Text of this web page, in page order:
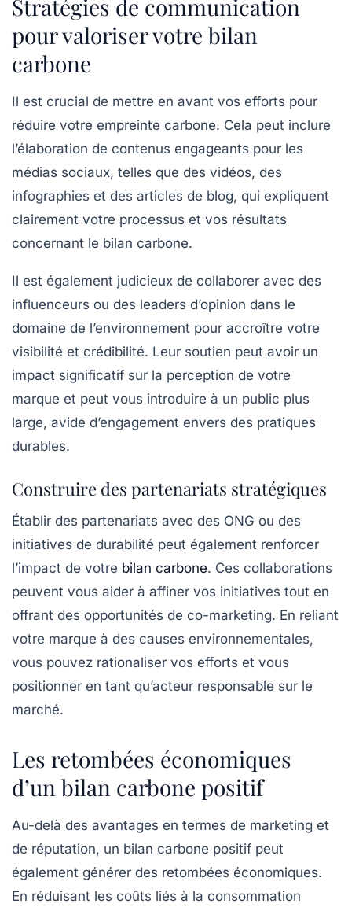
Stratégies de communication
pour valoriser votre bilan
carbone
Il est crucial de mettre en avant vos efforts pour
réduire votre empreinte carbone. Cela peut inclure
l’élaboration de contenus engageants pour les
médias sociaux, telles que des vidéos, des
infographies et des articles de blog, qui expliquent
clairement votre processus et vos résultats
concernant le bilan carbone.
Il est également judicieux de collaborer avec des
influenceurs ou des leaders d’opinion dans le
domaine de l’environnement pour accroître votre
visibilité et crédibilité. Leur soutien peut avoir un
impact significatif sur la perception de votre
marque et peut vous introduire à un public plus
large, avide d’engagement envers des pratiques
durables.
Construire des partenariats stratégiques
Établir des partenariats avec des ONG ou des
initiatives de durabilité peut également renforcer
l’impact de votre bilan carbone. Ces collaborations
peuvent vous aider à affiner vos initiatives tout en
offrant des opportunités de co-marketing. En reliant
votre marque à des causes environnementales,
vous pouvez rationaliser vos efforts et vous
positionner en tant qu’acteur responsable sur le
marché.
Les retombées économiques
d’un bilan carbone positif
Au-delà des avantages en termes de marketing et
de réputation, un bilan carbone positif peut
également générer des retombées économiques.
En réduisant les coûts liés à la consommation